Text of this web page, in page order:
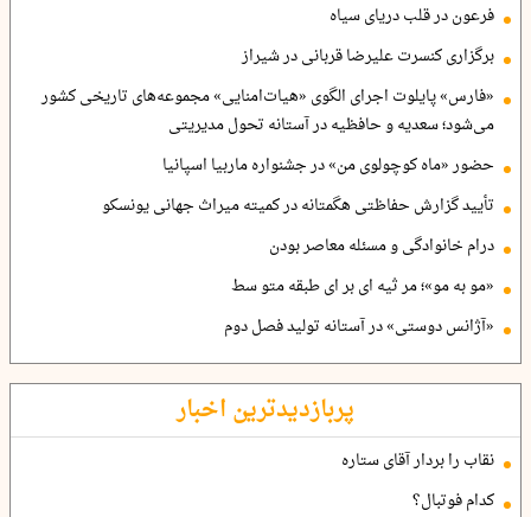
فرعون در قلب دریای سیاه
برگزاری کنسرت علیرضا قربانی در شیراز
«فارس» پایلوت اجرای الگوی «هیات‌امنایی» مجموعه‌های تاریخی کشور
می‌شود؛ سعدیه و حافظیه در آستانه تحول مدیریتی
حضور «ماه کوچولوی من» در جشنواره ماربیا اسپانیا
تأیید گزارش حفاظتی هگمتانه در کمیته میراث جهانی یونسکو
درام خانوادگی و مسئله معاصر بودن
«مو به مو»؛ مر ثیه ای بر ای طبقه متو سط
«آژانس دوستی» در آستانه تولید فصل دوم
پربازدیدترین اخبار
نقاب را بردار آقای ستاره
کدام فوتبال؟